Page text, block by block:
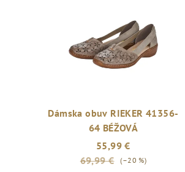
Dámska obuv RIEKER 41356-
64 BÉŽOVÁ
55,99 €
69,99 €
(–20 %)